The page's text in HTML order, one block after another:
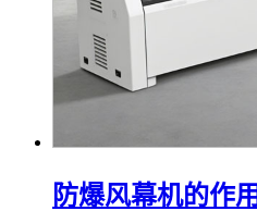
防爆风幕机的作